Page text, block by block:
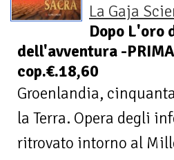
La Gaja
Dopo L'oro
dell'avventura -PRIMA
cop.€.18,60
Groenlandia,
la Terra. Opera degli
ritrovato intorno al